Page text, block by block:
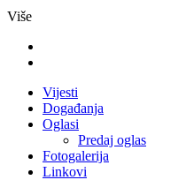
Više
Vijesti
Događanja
Oglasi
Predaj oglas
Fotogalerija
Linkovi